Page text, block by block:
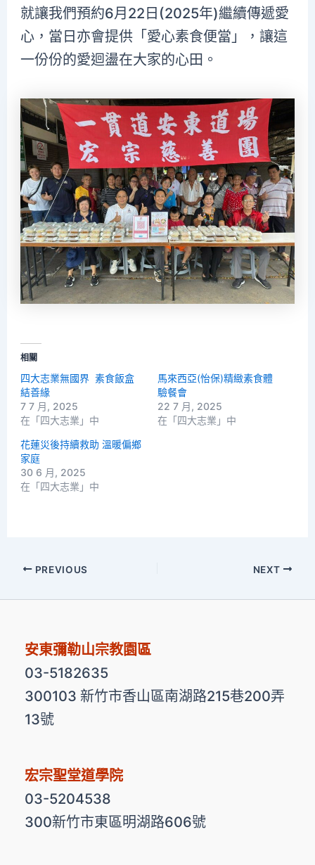
就讓我們預約6月22日(2025年)繼續傳遞愛
心，當日亦會提供「愛心素食便當」，讓這
一份份的愛迴盪在大家的心田。
相關
四大志業無國界 素食飯盒
結善緣
7 7 月, 2025
在「四大志業」中
馬來西亞(怡保)精緻素食體
驗餐會
22 7 月, 2025
在「四大志業」中
花蓮災後持續救助 溫暖偏鄉
家庭
30 6 月, 2025
在「四大志業」中
PREVIOUS NEXT
安東彌勒山宗教園區
03-5182635
300103 新竹市香山區南湖路215巷200弄
13號
宏宗聖堂道學院
03-5204538
300新竹市東區明湖路606號